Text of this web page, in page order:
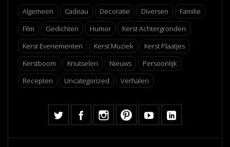
Algemeen Cadeau Decoratie Diversen
Familie
Film
Gedichten Humor
Kerst Achtergronden
Kerst Evenementen
Kerst Muziek
Kerst Plaatjes
Kerstboom
Knutselen Nieuws
Persoonlijk
Recepten
Uncategorized Verhalen